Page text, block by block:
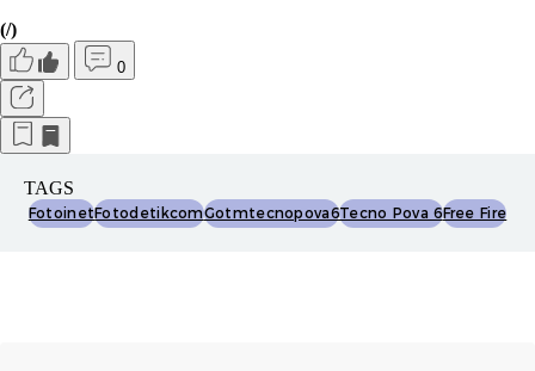
(/)
0
TAGS
FotoinetFotodetikcomGotmtecnopova6Tecno Pova 6Free Fire